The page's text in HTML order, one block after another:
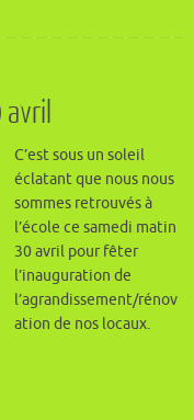
C’est sous un soleil
éclatant que nous nous
sommes retrouvés à
l’école ce samedi matin
30 avril pour fêter
l’inauguration de
l’agrandissement/rénov
ation de nos locaux.